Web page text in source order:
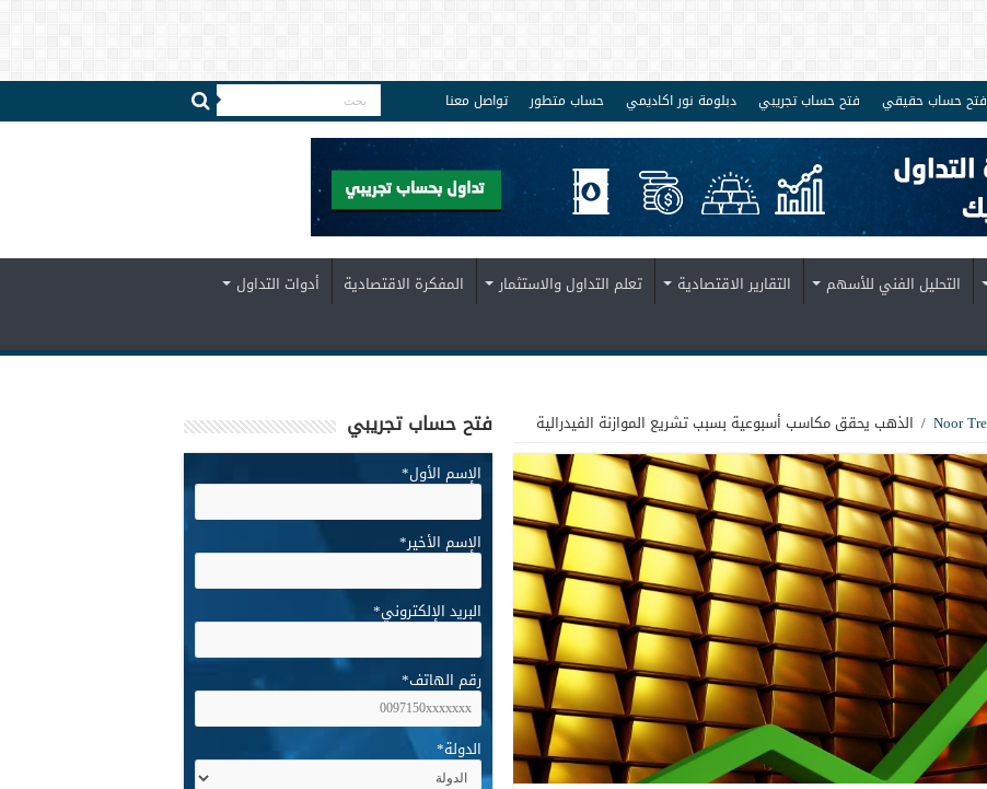
فتح حساب حقيقي فتح حساب تجريبي دبلومة نور اكاديمي حساب متطور تواصل معنا
التحليل الفني للأسهم التقارير الاقتصادية تعلم التداول والاستثمار المفكرة الاقتصادية
أدوات التداول
/ الذهب يحقق مكاسب أسبوعية بسبب تشريع الموازنة الفيدرالية فتح حساب تجريبي
الإسم الأول*
الإسم الأخير*
البريد الإلكتروني*
رقم الهاتف*
الدولة*